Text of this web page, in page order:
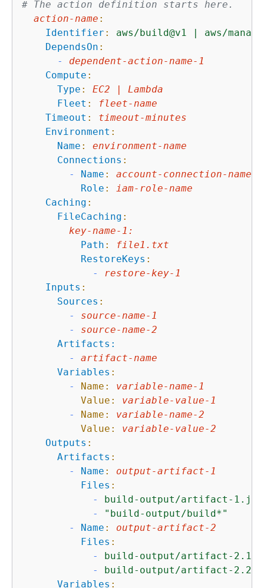
# The action definition starts here.
action-name :
Identifier : aws/build@v1 |
aws/
DependsOn :
-
dependent-action-name-1
Compute :
Type : EC2 |
Lambda
Fleet :
fleet-name
Timeout :
timeout-minutes
Environment :
Name :
environment-name
Connections :
-
Name :
account-connection-name
Role :
iam-role-name
Caching :
FileCaching :
key-name-1 :
Path :
file1.txt
RestoreKeys :
-
restore-key-1
Inputs :
Sources :
-
source-name-1
-
source-name-2
Artifacts:
-
artifact-name
Variables :
-
Name:
variable-name-1
Value:
variable-value-1
-
Name:
variable-name-2
Value:
variable-value-2
Outputs :
Artifacts :
-
Name :
output-artifact-1
Files :
-
build-output/artifact-1.jar
-
"build-output/build*"
-
Name :
output-artifact-2
Files :
-
build-output/artifact-
-
build-output/artifact-
Variables :